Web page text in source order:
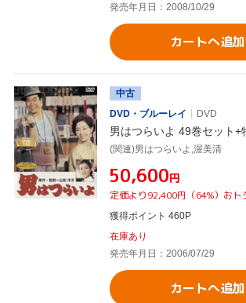
発売年月日：2008/10/29
カートへ追加
中古
DVD・ブルーレイ
DVD
男はつらいよ 49巻セット+
(関連)男はつらいよ,渥美清
¥50,600円
定価より92,400円（64%）おト
獲得ポイント 460P
在庫あり
発売年月日：2006/07/29
カートへ追加